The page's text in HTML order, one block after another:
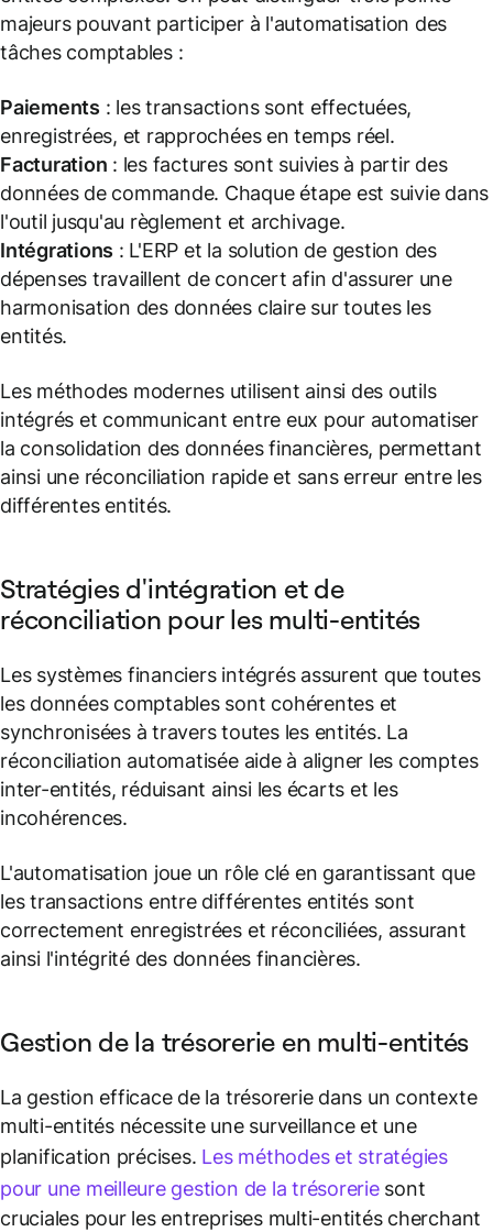
majeurs pouvant participer à l'automatisation des
tâches comptables :
Paiements : les transactions sont effectuées,
enregistrées, et rapprochées en temps réel.
Facturation : les factures sont suivies à partir des
données de commande. Chaque étape est suivie dans
l'outil jusqu'au règlement et archivage.
Intégrations : L'ERP et la solution de gestion des
dépenses travaillent de concert afin d'assurer une
harmonisation des données claire sur toutes les
entités.
Les méthodes modernes utilisent ainsi des outils
intégrés et communicant entre eux pour automatiser
la consolidation des données financières, permettant
ainsi une réconciliation rapide et sans erreur entre les
différentes entités.
Stratégies d'intégration et de
réconciliation pour les multi-entités
Les systèmes financiers intégrés assurent que toutes
les données comptables sont cohérentes et
synchronisées à travers toutes les entités. La
réconciliation automatisée aide à aligner les comptes
inter-entités, réduisant ainsi les écarts et les
incohérences.
L'automatisation joue un rôle clé en garantissant que
les transactions entre différentes entités sont
correctement enregistrées et réconciliées, assurant
ainsi l'intégrité des données financières.
Gestion de la trésorerie en multi-entités
La gestion efficace de la trésorerie dans un contexte
multi-entités nécessite une surveillance et une
planification précises. Les méthodes et stratégies
pour une meilleure gestion de la trésoreriesont
cruciales pour les entreprises multi-entités cherchant